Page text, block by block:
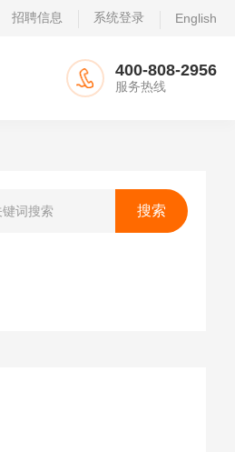
招聘信息 系统登录 English
400-808-2956
服务热线